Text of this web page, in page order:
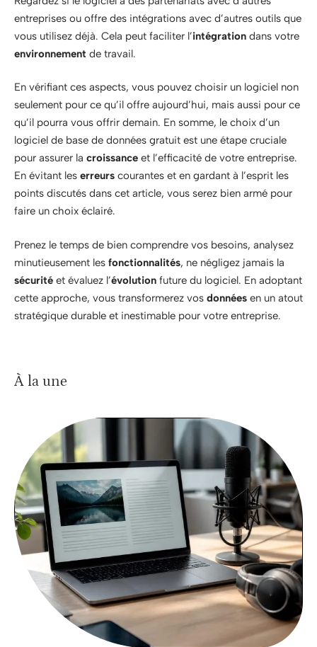
entreprises ou offre des intégrations avec d’autres outils que
vous utilisez déjà. Cela peut faciliter l’intégration dans votre
environnement de travail.
En vérifiant ces aspects, vous pouvez choisir un logiciel non
seulement pour ce qu’il offre aujourd’hui, mais aussi pour ce
qu’il pourra vous offrir demain. En somme, le choix d’un
logiciel de base de données gratuit est une étape cruciale
pour assurer la croissance et l’efficacité de votre entreprise.
En évitant les erreurs courantes et en gardant à l’esprit les
points discutés dans cet article, vous serez bien armé pour
faire un choix éclairé.
Prenez le temps de bien comprendre vos besoins, analysez
minutieusement les fonctionnalités, ne négligez jamais la
sécurité et évaluez l’évolution future du logiciel. En adoptant
cette approche, vous transformerez vos données en un atout
stratégique durable et inestimable pour votre entreprise.
À la une